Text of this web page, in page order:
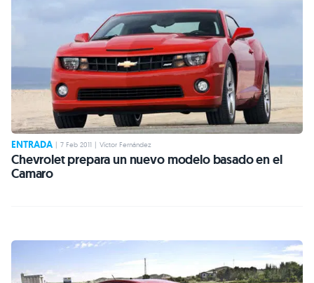
ENTRADA | 7 Feb 2011 | Víctor Fernández
Chevrolet prepara un nuevo modelo basado en el
Camaro